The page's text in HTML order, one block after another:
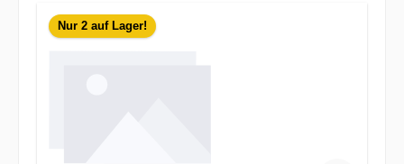
Nur 2 auf Lager!